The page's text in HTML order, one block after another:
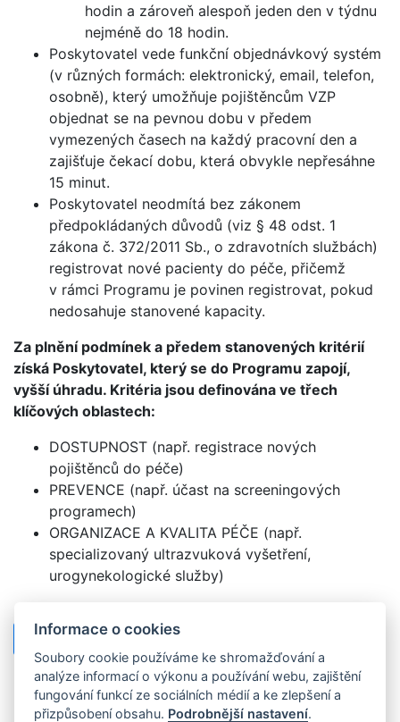
hodin a zároveň alespoň jeden den v týdnu
nejméně do 18 hodin.
Poskytovatel vede funkční objednávkový systém
(v různých formách: elektronický, email, telefon,
osobně), který umožňuje pojištěncům VZP
objednat se na pevnou dobu v předem
vymezených časech na každý pracovní den a
zajišťuje čekací dobu, která obvykle nepřesáhne
15 minut.
Poskytovatel neodmítá bez zákonem
předpokládaných důvodů (viz § 48 odst. 1
zákona č. 372/2011 Sb., o zdravotních službách)
registrovat nové pacienty do péče, přičemž
v rámci Programu je povinen registrovat, pokud
nedosahuje stanovené kapacity.
Za plnění podmínek a předem stanovených kritérií
získá Poskytovatel, který se do Programu zapojí,
vyšší úhradu. Kritéria jsou definována ve třech
klíčových oblastech:
DOSTUPNOST (např. registrace nových
pojištěnců do péče)
PREVENCE (např. účast na screeningových
programech)
ORGANIZACE A KVALITA PÉČE (např.
specializovaný ultrazvuková vyšetření,
urogynekologické služby)
Přehled zapojených poskytovatelů
Informace o cookies
Soubory cookie používáme ke shromažďování a
analýze informací o výkonu a používání webu, zajištění
fungování funkcí ze sociálních médií a ke zlepšení a
přizpůsobení obsahu. Podrobnější nastavení.